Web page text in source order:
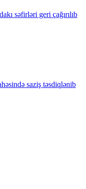
səfirləri geri çağırılıb
saziş təsdiqlənib